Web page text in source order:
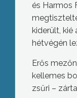
és Harmos
kiderült, kié
hétvégén
Erős
kellemes
zsűri –